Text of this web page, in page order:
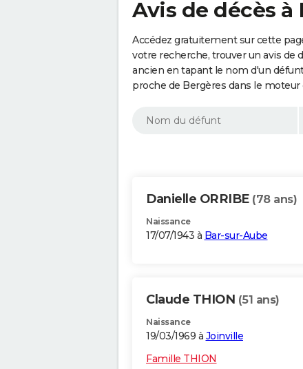
Avis de décès à
Accédez gratuitement sur cette
votre recherche, trouver un avis de
ancien en tapant le nom d'un
proche de Bergères dans le
Danielle ORRIBE (78 ans)
Naissance
17/07/1943 à Bar-sur-Aube
Claude THION (51 ans)
Naissance
19/03/1969 à Joinville
Famille THION